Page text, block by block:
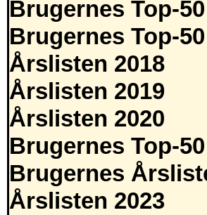
Brugernes Top-
Brugernes Top-
Årslisten 2018
Årslisten 2019
Årslisten 2020
Brugernes Top-
Brugernes
Årslisten 2023